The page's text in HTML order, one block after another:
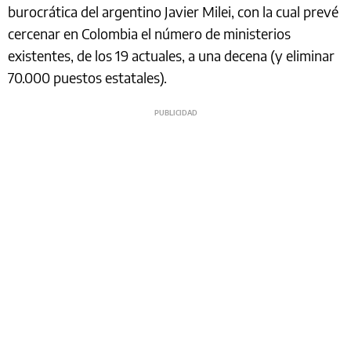
burocrática del argentino Javier Milei, con la cual prevé
cercenar en Colombia el número de ministerios
existentes, de los 19 actuales, a una decena (y eliminar
70.000 puestos estatales).